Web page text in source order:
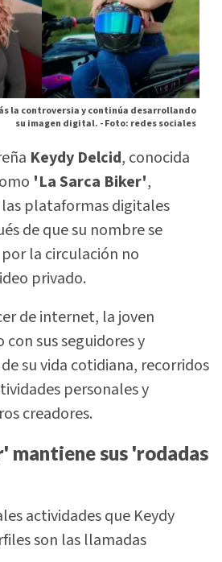
la controversia y continúa desarrollando
su imagen digital. -Foto: redes sociales
Keydy Delcid, conocida
'La Sarca Biker',
plataformas digitales
de que su nombre se
la circulación no
privado.
de internet, la joven
sus seguidores y
su vida cotidiana, recorridos
personales y
creadores.
mantiene sus 'rodadas
actividades que Keydy
son las llamadas